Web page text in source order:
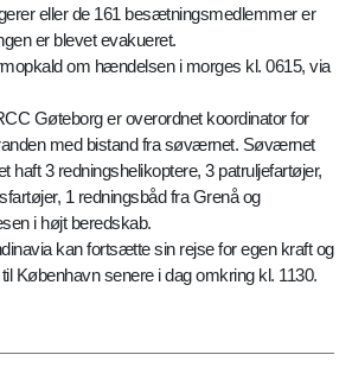
eller de 161 besætningsmedlemmer er
er blevet evakueret.
om hændelsen i morges kl. 0615, via
Gøteborg er overordnet koordinator for
med bistand fra søværnet. Søværnet
haft 3 redningshelikoptere, 3 patruljefartøjer,
1 redningsbåd fra Grenå og
i højt beredskab.
kan fortsætte sin rejse for egen kraft og
København senere i dag omkring kl. 1130.